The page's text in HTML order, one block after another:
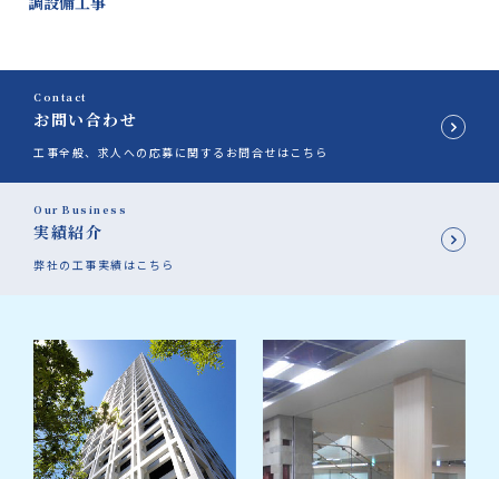
Contact
お問い合わせ
工事全般、求人への応募に関するお問合せはこちら
Our Business
実績紹介
弊社の工事実績はこちら